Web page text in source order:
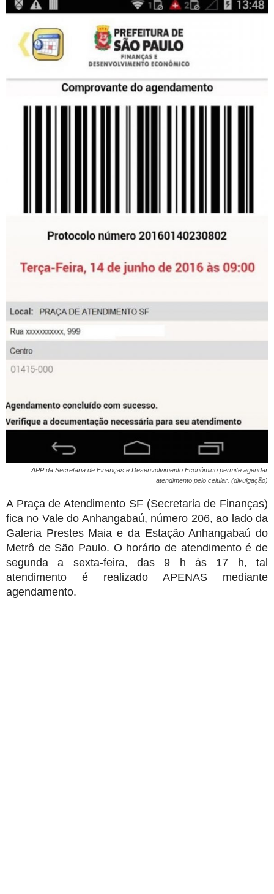
APP da Secretaria de Finanças e Desenvolvimento Econômico permite agendar
atendimento pelo celular. (divulgação)
A Praça de Atendimento SF (Secretaria de Finanças)
fica no Vale do Anhangabaú, número 206, ao lado da
Galeria Prestes Maia e da Estação Anhangabaú do
Metrô de São Paulo. O horário de atendimento é de
segunda a sexta-feira, das 9 h às 17 h, tal
atendimento é realizado APENAS mediante
agendamento.